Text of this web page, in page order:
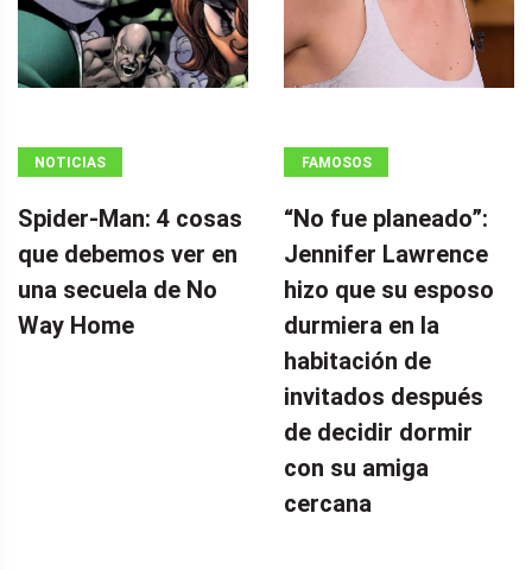
NOTICIAS
Spider-Man: 4 cosas
que debemos ver en
una secuela de No
Way Home
FAMOSOS
“No fue planeado”: ​​
Jennifer Lawrence
hizo que su esposo
durmiera en la
habitación de
invitados después
de decidir dormir
con su amiga
cercana